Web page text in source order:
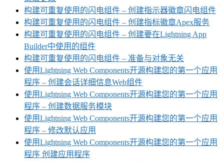
构建可重复使用的闪电组件 – 创建指示器徽章闪电组件
构建可重复使用的闪电组件 – 创建指标徽章Apex服务
构建可重复使用的闪电组件 – 创建要在Lightning App
Builder中使用的组件
构建可重复使用的闪电组件 – 准备与对象无关
使用Lightning Web Components开源构建您的第一个应用
程序 – 创建会话详细信息Web组件
使用Lightning Web Components开源构建您的第一个应用
程序 – 创建数据服务模块
使用Lightning Web Components开源构建您的第一个应用
程序 – 修改默认应用
使用Lightning Web Components开源构建您的第一个应用
程序 创建应用程序